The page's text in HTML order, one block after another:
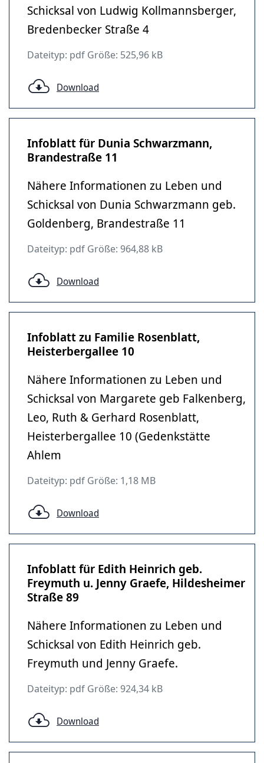
Schicksal von Ludwig Kollmannsberger,
Bredenbecker Straße 4
Dateityp: pdf Größe: 525,96 kB
Download
Infoblatt für Dunia Schwarzmann,
Brandestraße 11
Nähere Informationen zu Leben und
Schicksal von Dunia Schwarzmann geb.
Goldenberg, Brandestraße 11
Dateityp: pdf Größe: 964,88 kB
Download
Infoblatt zu Familie Rosenblatt,
Heisterbergallee 10
Nähere Informationen zu Leben und
Schicksal von Margarete geb Falkenberg,
Leo, Ruth & Gerhard Rosenblatt,
Heisterbergallee 10 (Gedenkstätte
Ahlem
Dateityp: pdf Größe: 1,18 MB
Download
Infoblatt für Edith Heinrich geb.
Freymuth u. Jenny Graefe, Hildesheimer
Straße 89
Nähere Informationen zu Leben und
Schicksal von Edith Heinrich geb.
Freymuth und Jenny Graefe.
Dateityp: pdf Größe: 924,34 kB
Download